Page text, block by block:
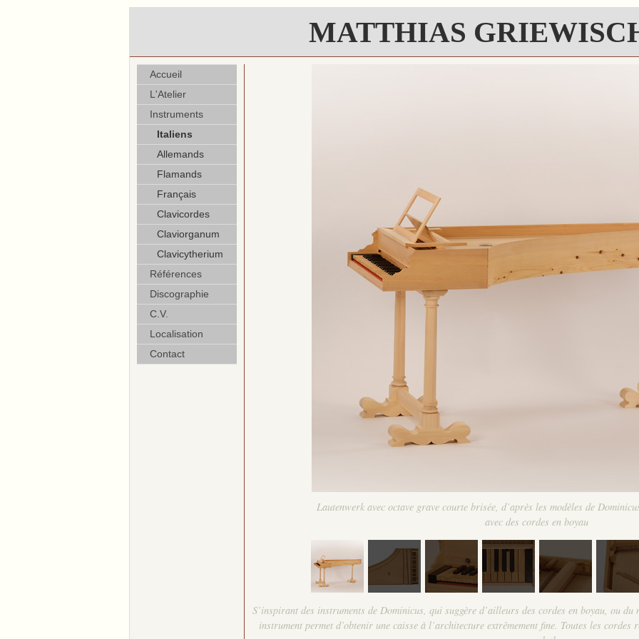
MATTHIAS
Lautenwerk avec octave grave courte brisée, d’après les modèles de
avec des cordes en boyau
S’inspirant des instruments de Dominicus, qui suggère d’ailleurs des cordes en boyau, ou
instrument permet d’obtenir une caisse à l’architecture extrêmement fine. Toutes les
Accueil
L'Atelier
Instruments
Italiens
Allemands
Flamands
Français
Clavicordes
Claviorganum
Clavicytherium
Références
Discographie
C.V.
Localisation
Contact